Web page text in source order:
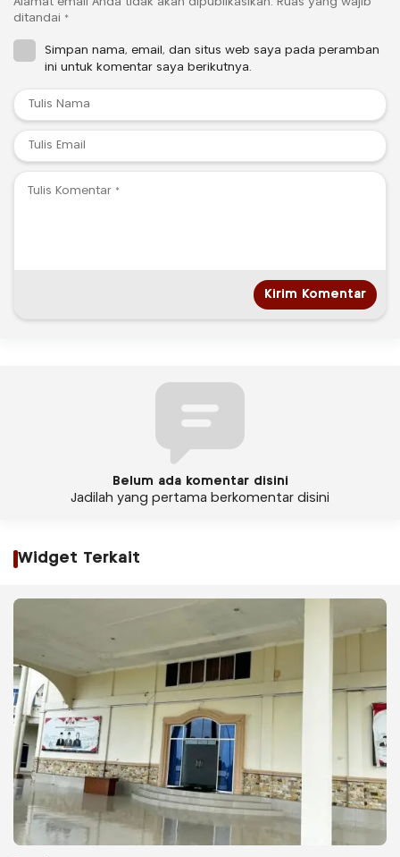
Alamat email Anda tidak akan dipublikasikan. Ruas yang wajib
ditandai *
Simpan nama, email, dan situs web saya pada peramban
ini untuk komentar saya berikutnya.
Belum ada komentar disini
Jadilah yang pertama berkomentar disini
Widget Terkait